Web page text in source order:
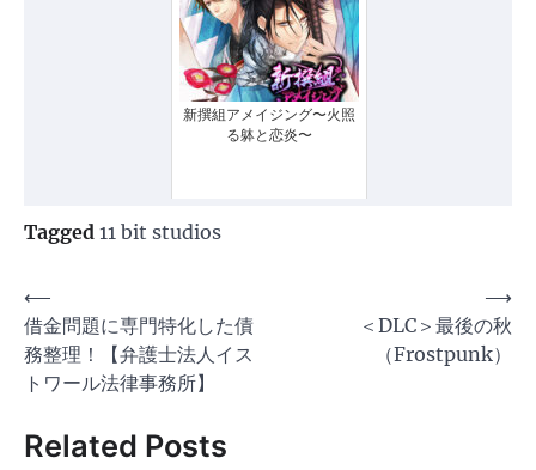
新撰組アメイジング〜火照
る躰と恋炎〜
Tagged 11 bit studios
投
稿
ナ
ゲ
⟵
借金問題に専門特化した債
務整理！【弁護士法人イス
トワール法律事務所】
＜DLC＞最後の秋
（Frostpunk）
⟶
Related Posts